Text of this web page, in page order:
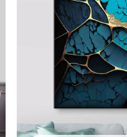
Поверхня з текстурою
Екологічний матеріал